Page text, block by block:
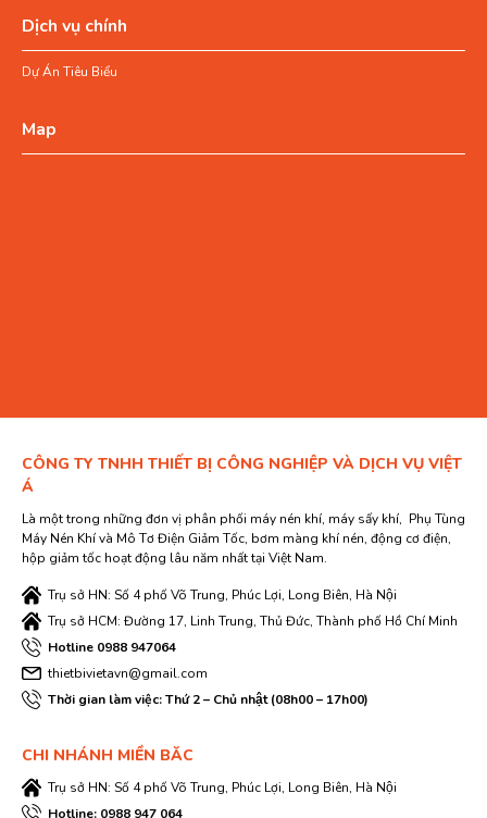
Dịch vụ chính
Dự Án Tiêu Biểu
Map
CÔNG TY TNHH THIẾT BỊ CÔNG NGHIỆP VÀ DỊCH VỤ VIỆT
Á
Là một trong những đơn vị phân phối máy nén khí, máy sấy khí, Phụ Tùng
Máy Nén Khí và Mô Tơ Điện Giảm Tốc, bơm màng khí nén, động cơ điện,
hộp giảm tốc hoạt động lâu năm nhất tại Việt Nam.
Trụ sở HN: Số 4 phố Võ Trung, Phúc Lợi, Long Biên, Hà Nội
Trụ sở HCM: Đường 17, Linh Trung, Thủ Đức, Thành phố Hồ Chí Minh
Hotline 0988 947064
thietbivietavn@gmail.com
Thời gian làm việc: Thứ 2 – Chủ nhật (08h00 – 17h00)
CHI NHÁNH MIỀN BĂC
Trụ sở HN: Số 4 phố Võ Trung, Phúc Lợi, Long Biên, Hà Nội
Hotline: 0988 947 064